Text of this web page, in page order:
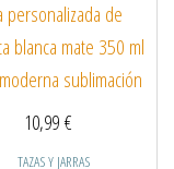
personalizada de
blanca mate 350 ml
sublimación
10,99€
TAZAS Y JARRAS